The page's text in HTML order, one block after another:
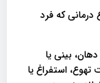
درمانی که فرد
بینی یا
استفراغ یا